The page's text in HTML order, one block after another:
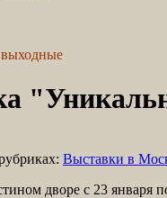
Выставки в
дворе с 23 января